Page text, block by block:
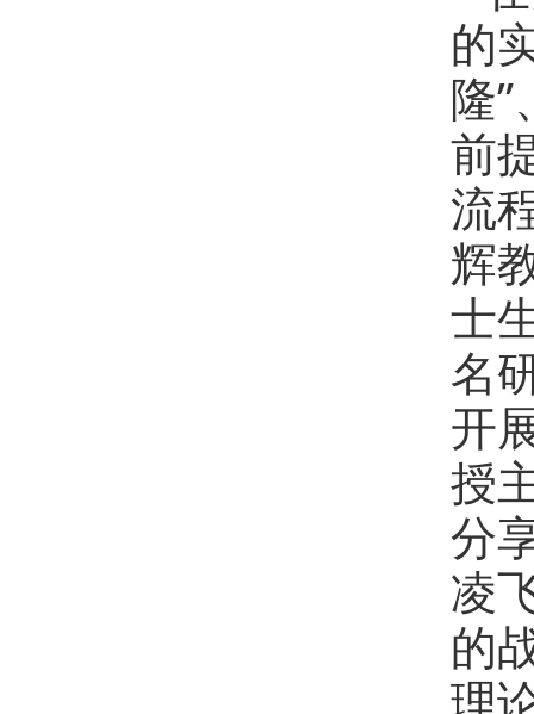
的
隆
前
流
辉
士
名
开
授
分
凌
的
理